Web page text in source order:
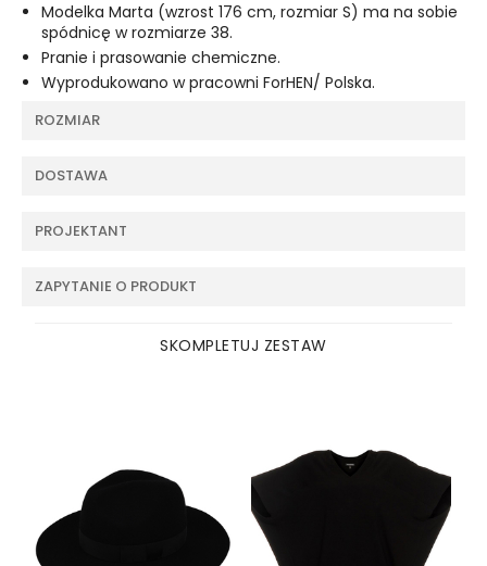
Modelka Marta (wzrost 176 cm, rozmiar S) ma na sobie
spódnicę w rozmiarze 38.
Pranie i prasowanie chemiczne.
Wyprodukowano w pracowni ForHEN/ Polska.
ROZMIAR
DOSTAWA
PROJEKTANT
ZAPYTANIE O PRODUKT
SKOMPLETUJ ZESTAW